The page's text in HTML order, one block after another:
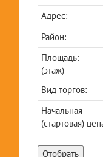
Адрес:
Район:
Площадь:
(этаж)
Вид торгов:
Начальная
(стартовая)